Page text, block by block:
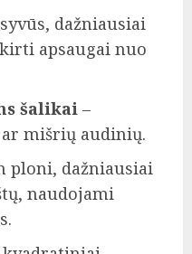
dažniausiai
apsaugai nuo
šalikai –
mišrių audinių.
ploni, dažniausiai
naudojami